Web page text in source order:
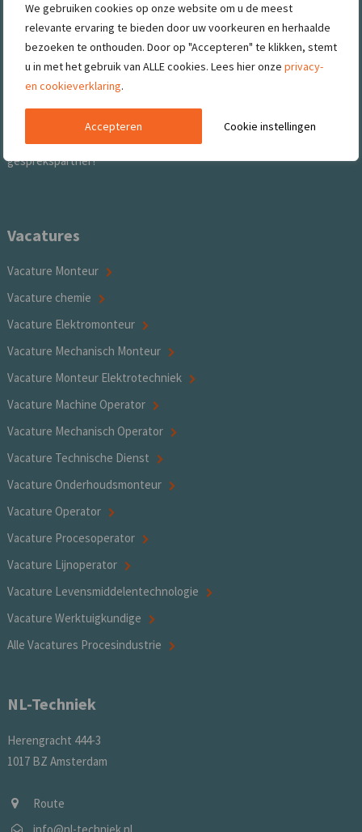
We gebruiken cookies op onze website om u de meest
relevante ervaring te bieden door uw voorkeuren en herhaalde
bezoeken te onthouden. Door op "Accepteren" te klikken, stemt
u in met het gebruik van ALLE cookies. Lees hier onze privacy-
en cookieverklaring.
Cookie instellingen
Accepteren
voor transparantie, eerlijkheid en persoonlijk contact.
Opdrachtgevers
Door onze jarenlange ervaring in het bemiddelen van kandidaten in
de procesindustrie en kennis van de markt, zijn wij voor u de ideale
gesprekspartner!
Vacatures
Vacature Monteur
Vacature chemie
Vacature Elektromonteur
Vacature Mechanisch Monteur
Vacature Monteur Elektrotechniek
Vacature Machine Operator
Vacature Mechanisch Operator
Vacature Technische Dienst
Vacature Onderhoudsmonteur
Vacature Operator
Vacature Procesoperator
Vacature Lijnoperator
Vacature Levensmiddelentechnologie
Vacature Werktuigkundige
Alle Vacatures Procesindustrie
NL-Techniek
Herengracht 444-3
1017 BZ Amsterdam
Route